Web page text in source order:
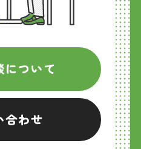
について
合わせ